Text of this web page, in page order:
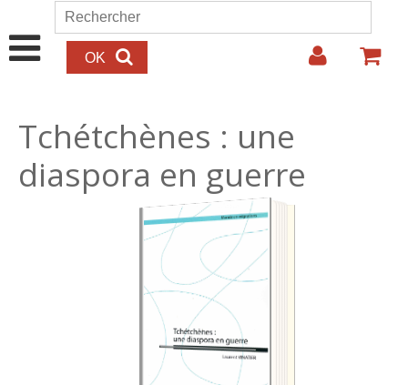
Aller au contenu principal
Formulaire de recherche
Rechercher
Tchétchènes : une
diaspora en guerre
23.00€